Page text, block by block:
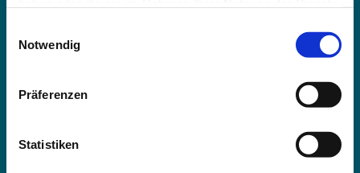
Notwendig
Präferenzen
Statistiken
Ev. Emmaus-Kirchengemeinde Oestrich-
Iserlohn